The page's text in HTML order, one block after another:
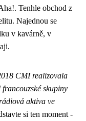
Tenhle obchod z
Najednou se
v kavárně, v
CMI realizovala
skupiny
aktiva ve
si ten moment -